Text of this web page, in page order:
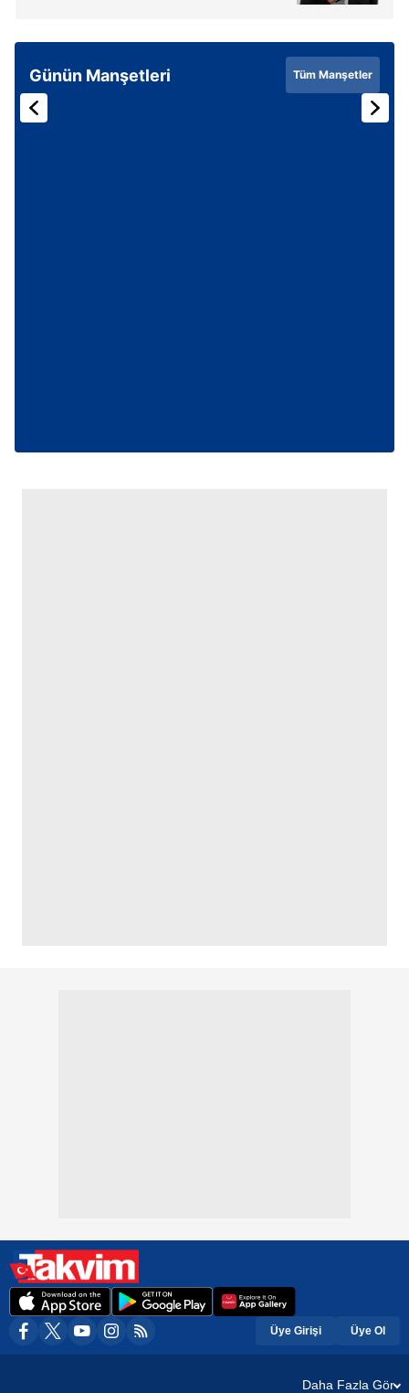
Günün Manşetleri Tüm Manşetler
Üye Girişi Üye Ol
Daha Fazla Gör